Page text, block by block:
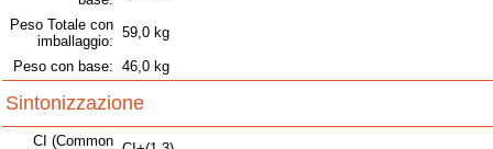
Peso Totale con
imballaggio:
59,0 kg
Peso con base: 46,0 kg
Sintonizzazione
CI (Common